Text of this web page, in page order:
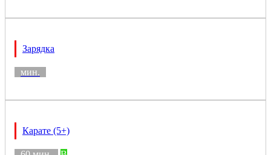
Зарядка
мин.
Карате (5+)